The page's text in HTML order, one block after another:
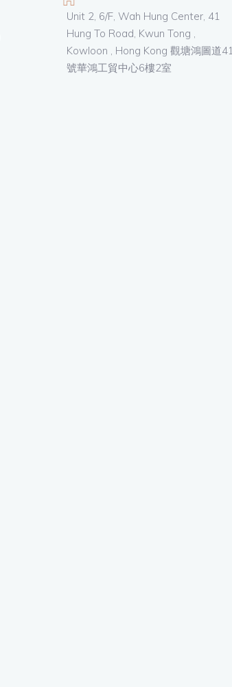
Unit 2, 6/F, Wah Hung Center, 41
Hung To Road, Kwun Tong ,
Kowloon , Hong Kong 觀塘鴻圖道41
號華鴻工貿中心6樓2室